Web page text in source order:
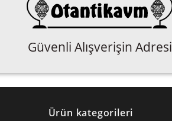
Güvenli Alışverişin Adresi
Ürün kategorileri